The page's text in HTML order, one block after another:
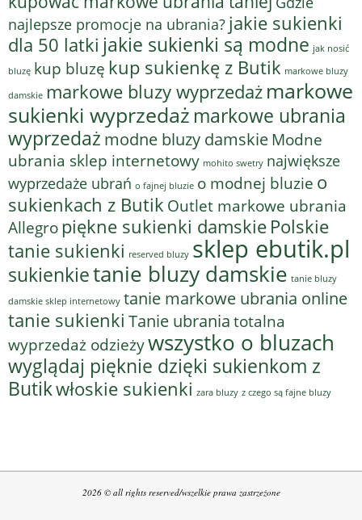
najlepsze promocje na ubrania? jakie sukienki
dla 50 latki jakie sukienki są modne jak nosić
bluzę kup bluzę kup sukienkę z Butik markowe bluzy
damskie markowe bluzy wyprzedaż markowe
sukienki wyprzedaż markowe ubrania
wyprzedaż modne bluzy damskie Modne
ubrania sklep internetowy mohito swetry największe
wyprzedaże ubrań o fajnej bluzie o modnej bluzie o
sukienkach z Butik Outlet markowe ubrania
Allegropiękne sukienki damskie Polskie
tanie sukienki reserved bluzy sklep ebutik.pl
sukienkietanie bluzy damskie tanie bluzy
damskie sklep internetowy tanie markowe ubrania online
tanie sukienki Tanie ubrania totalna
wyprzedaż odzieżywszystko o bluzach
wyglądaj pięknie dzięki sukienkom z
Butikwłoskie sukienki zara bluzy z czego są fajne bluzy
2026 © all rights reserved/wszelkie prawa zastrzeżone